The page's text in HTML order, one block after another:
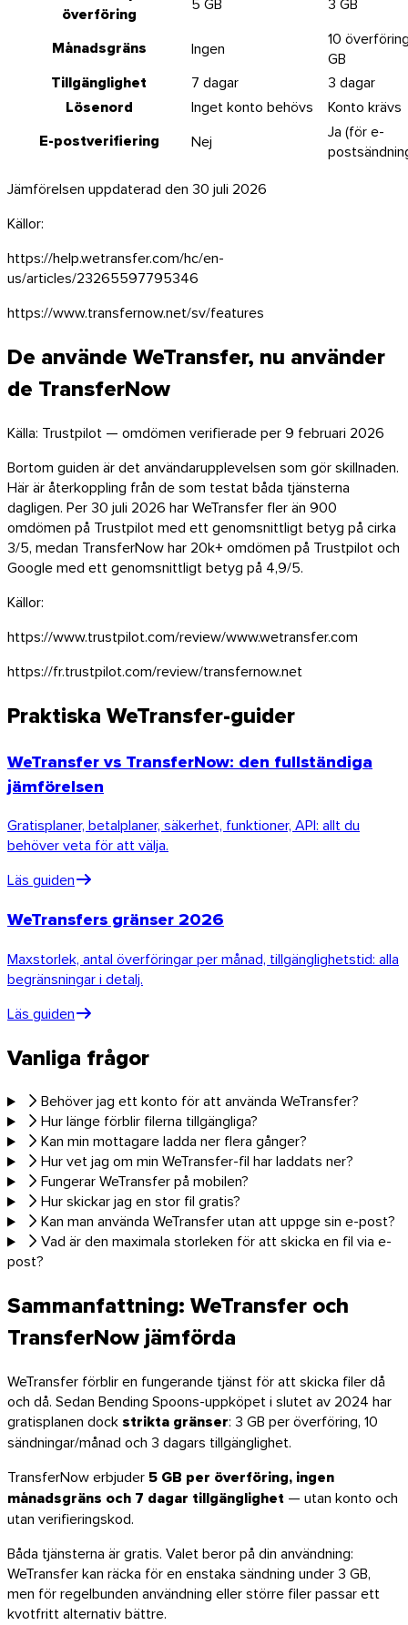
överföring
Månadsgräns Ingen
10
GB
Tillgänglighet 7 dagar 3 dagar
Lösenord Inget konto behövs Konto krävs
E-postverifiering Nej
Ja (för e-
Jämförelsen uppdaterad den 30 juli 2026
Källor:
https://help.wetransfer.com/hc/en-
us/articles/23265597795346
https://www.transfernow.net/sv/features
De använde WeTransfer, nu använder
de TransferNow
Källa: Trustpilot — omdömen verifierade per 9 februari 2026
Bortom guiden är det användarupplevelsen som gör skillnaden.
Här är återkoppling från de som testat båda tjänsterna
dagligen. Per 30 juli 2026 har WeTransfer fler än 900
omdömen på Trustpilot med ett genomsnittligt betyg på cirka
3/5, medan TransferNow har 20k+ omdömen på Trustpilot och
Google med ett genomsnittligt betyg på 4,9/5.
Källor:
https://www.trustpilot.com/review/www.wetransfer.com
https://fr.trustpilot.com/review/transfernow.net
Praktiska WeTransfer-guider
WeTransfer vs TransferNow: den fullständiga
jämförelsen
Gratisplaner, betalplaner, säkerhet, funktioner, API: allt du
behöver veta för att välja.
Läs guiden
WeTransfers gränser 2026
Maxstorlek, antal överföringar per månad, tillgänglighetstid: alla
begränsningar i detalj.
Läs guiden
Vanliga frågor
Behöver jag ett konto för att använda WeTransfer?
Hur länge förblir filerna tillgängliga?
Kan min mottagare ladda ner flera gånger?
Hur vet jag om min WeTransfer-fil har laddats ner?
Fungerar WeTransfer på mobilen?
Hur skickar jag en stor fil gratis?
Kan man använda WeTransfer utan att uppge sin e-post?
Vad är den maximala storleken för att skicka en fil via e-
post?
Sammanfattning: WeTransfer och
TransferNow jämförda
WeTransfer förblir en fungerande tjänst för att skicka filer då
och då. Sedan Bending Spoons-uppköpet i slutet av 2024 har
gratisplanen dock strikta gränser: 3 GB per överföring, 10
sändningar/månad och 3 dagars tillgänglighet.
TransferNow erbjuder5 GB per överföring, ingen
månadsgräns och 7 dagar tillgänglighet — utan konto och
utan verifieringskod.
Båda tjänsterna är gratis. Valet beror på din användning:
WeTransfer kan räcka för en enstaka sändning under 3 GB,
men för regelbunden användning eller större filer passar ett
kvotfritt alternativ bättre.